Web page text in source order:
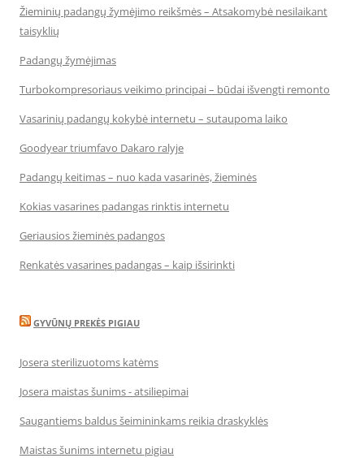
Žieminių padangų žymėjimo reikšmės – Atsakomybė nesilaikant
taisyklių
Padangų žymėjimas
Turbokompresoriaus veikimo principai – būdai išvengti remonto
Vasarinių padangų kokybė internetu – sutaupoma laiko
Goodyear triumfavo Dakaro ralyje
Padangų keitimas – nuo kada vasarinės, žieminės
Kokias vasarines padangas rinktis internetu
Geriausios žieminės padangos
Renkatės vasarines padangas – kaip išsirinkti
GYVŪNŲ PREKĖS PIGIAU
Josera sterilizuotoms katėms
Josera maistas šunims - atsiliepimai
Saugantiems baldus šeimininkams reikia draskyklės
Maistas šunims internetu pigiau